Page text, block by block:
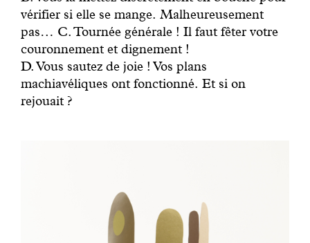
vérifier si elle se mange. Malheureusement
pas… C. Tournée générale ! Il faut fêter votre
couronnement et dignement !
D. Vous sautez de joie ! Vos plans
machiavéliques ont fonctionné. Et si on
rejouait ?